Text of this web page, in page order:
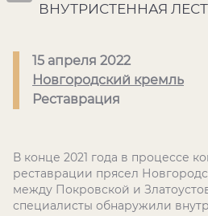
ВНУТРИСТЕННАЯ
15 апреля 2022
Новгородский кремль
Реставрация
В конце 2021 года в процессе
реставрации прясел
между Покровской и
специалисты обнаружили